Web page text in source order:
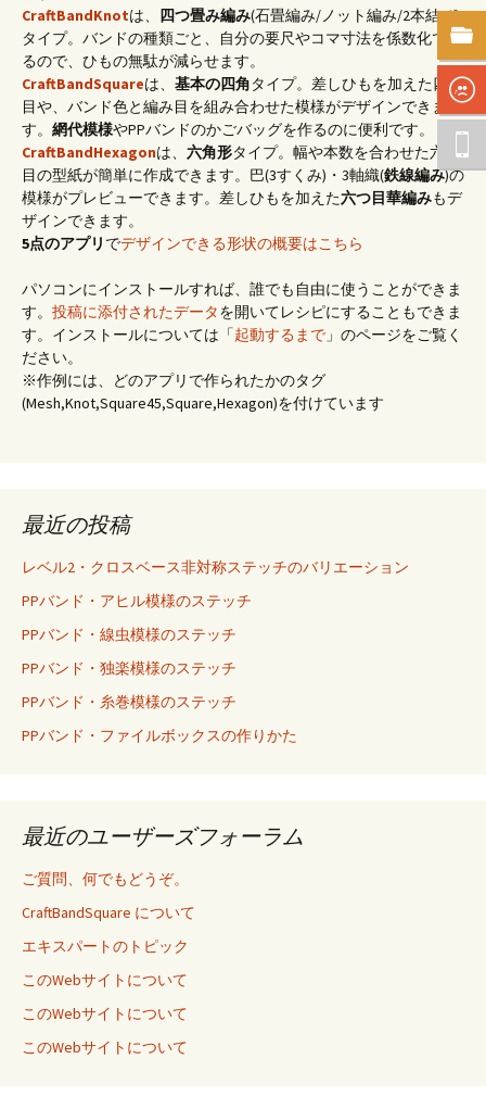
CraftBandKnotは、 四つ畳み編み(石畳編み/ノット編み/2本結び)
タイプ。バンドの種類ごと、自分の要尺やコマ寸法を係数化でき
るので、ひもの無駄が減らせます。
CraftBandSquareは、 基本の四角タイプ。差しひもを加えた四つ
目や、バンド色と編み目を組み合わせた模様がデザインできま
す。 網代模様やPPバンドのかごバッグを作るのに便利です。
CraftBandHexagonは、 六角形タイプ。幅や本数を合わせた六つ
目の型紙が簡単に作成できます。巴(3すくみ)・3軸織(鉄線編み)の
模様がプレビューできます。差しひもを加えた六つ目華編みもデ
ザインできます。
5点のアプリ でデザインできる形状の概要はこちら
パソコンにインストールすれば、誰でも自由に使うことができま
す。 投稿に添付されたデータを開いてレシピにすることもできま
す。インストールについては「起動するまで 」のページをご覧く
ださい。
※作例には、どのアプリで作られたかのタグ
(Mesh,Knot,Square45,Square,Hexagon)を付けています
最近の投稿
レベル2・クロスベース非対称ステッチのバリエーション
PPバンド・アヒル模様のステッチ
PPバンド・線虫模様のステッチ
PPバンド・独楽模様のステッチ
PPバンド・糸巻模様のステッチ
PPバンド・ファイルボックスの作りかた
最近のユーザーズフォーラム
ご質問、何でもどうぞ。
CraftBandSquare について
エキスパートのトピック
このWebサイトについて
このWebサイトについて
このWebサイトについて